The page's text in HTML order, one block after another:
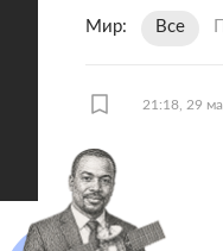
Мир Все
21:18, 29